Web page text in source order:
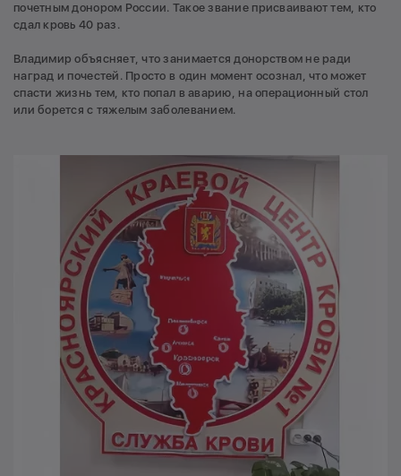
почетным донором России. Такое звание присваивают тем, кто
сдал кровь 40 раз.
Владимир объясняет, что занимается донорством не ради
наград и почестей. Просто в один момент осознал, что может
спасти жизнь тем, кто попал в аварию, на операционный стол
или борется с тяжелым заболеванием.